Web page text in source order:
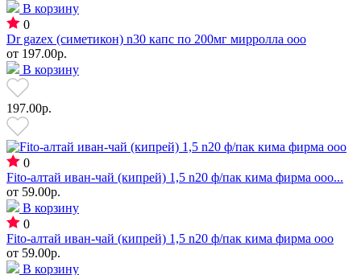
В корзину
0
Dr gazex (симетикон) n30 капс по 200мг мирролла ооо
от 197.00р.
В корзину
197.00р.
0
Fito-алтай иван-чай (кипрей) 1,5 n20 ф/пак кима фирма ооо...
от 59.00р.
В корзину
0
Fito-алтай иван-чай (кипрей) 1,5 n20 ф/пак кима фирма ооо
от 59.00р.
В корзину